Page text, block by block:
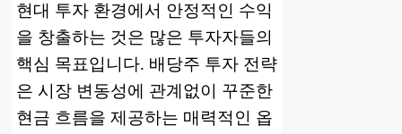
현대 투자 환경에서 안정적인 수익
을 창출하는 것은 많은 투자자들의
핵심 목표입니다. 배당주 투자 전략
은 시장 변동성에 관계없이 꾸준한
현금 흐름을 제공하는 매력적인 옵